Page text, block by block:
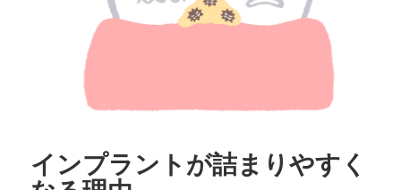
インプラントが詰まりやすく